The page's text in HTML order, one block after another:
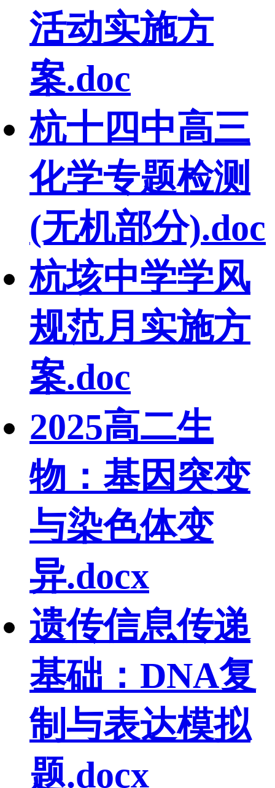
活动实施方
案.doc
杭十四中高三
化学专题检测
(无机部分).doc
杭垓中学学风
规范月实施方
案.doc
2025高二生
物：基因突变
与染色体变
异.docx
遗传信息传递
基础：DNA复
制与表达模拟
题.docx